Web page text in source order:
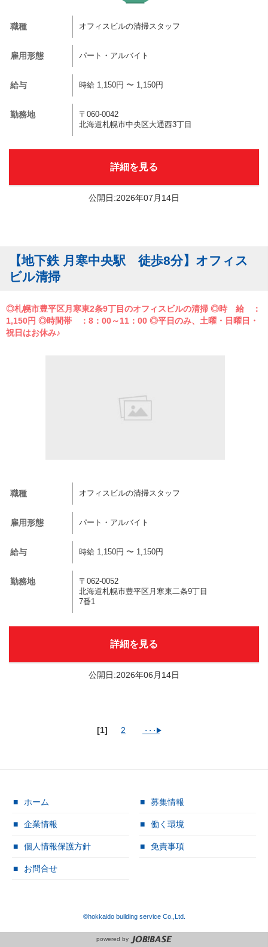
職種 オフィスビルの清掃スタッフ
雇用形態 パート・アルバイト
給与 時給 1,150円 〜 1,150円
勤務地
〒060-0042
北海道札幌市中央区大通西3丁目
詳細を見る
公開日:2026年07月14日
【地下鉄 月寒中央駅 徒歩8分】オフィス
ビル清掃
◎札幌市豊平区月寒東2条9丁目のオフィスビルの清掃 ◎時 給 ：
1,150円 ◎時間帯 ：8：00～11：00 ◎平日のみ、土曜・日曜日・
祝日はお休み♪
職種 オフィスビルの清掃スタッフ
雇用形態 パート・アルバイト
給与 時給 1,150円 〜 1,150円
勤務地
〒062-0052
北海道札幌市豊平区月寒東二条9丁目
7番1
詳細を見る
公開日:2026年06月14日
[1] 2
ホーム 募集情報
企業情報 働く環境
個人情報保護方針 免責事項
お問合せ
©hokkaido building service Co.,Ltd.
powered by